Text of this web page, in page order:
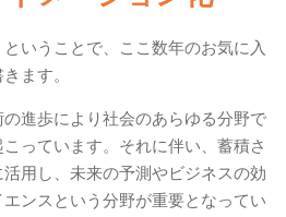
いうことで、ここ数年のお気に入
ます。
進歩により社会のあらゆる分野で
っています。それに伴い、蓄積さ
用し、未来の予測やビジネスの効
ンスという分野が重要となってい